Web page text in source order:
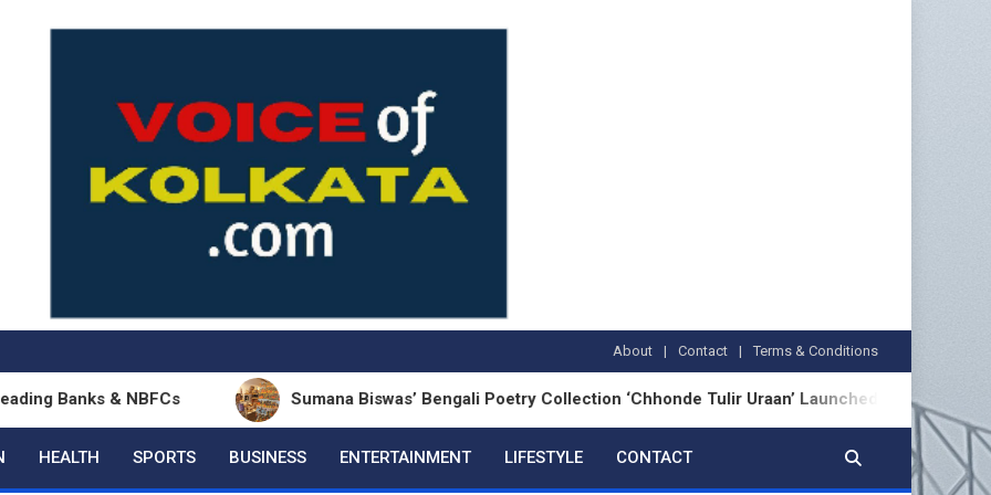
About Contact Terms & Conditions
& NBFCs Sumana Biswas’ Bengali Poetry Collection ‘Chhonde Tulir Uraan’ Launched in Kolkata
HEALTH SPORTS BUSINESS ENTERTAINMENT LIFESTYLE CONTACT